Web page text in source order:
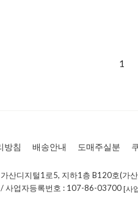
1
방침 배송안내 도매주실분
산디지털1로5, 지하1층 B120호(
/ 사업자등록번호 : 107-86-03700 [사